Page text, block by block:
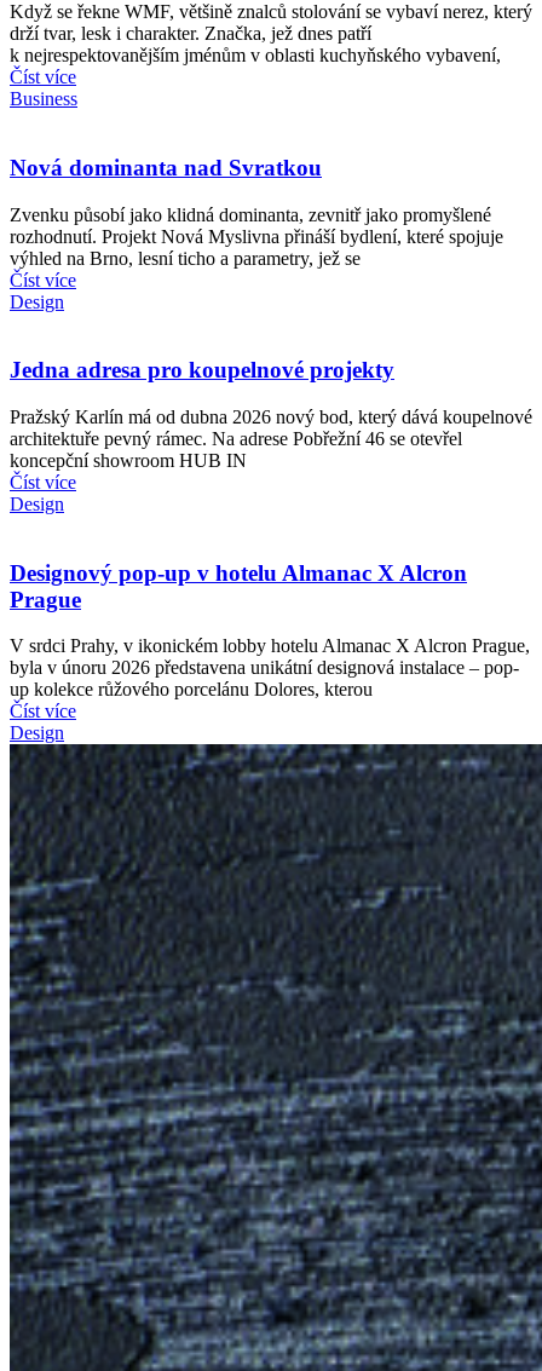
Když se řekne WMF, většině znalců stolování se vybaví nerez, který
drží tvar, lesk i charakter. Značka, jež dnes patří
k nejrespektovanějším jménům v oblasti kuchyňského vybavení,
Číst více
Business
Nová dominanta nad Svratkou
Zvenku působí jako klidná dominanta, zevnitř jako promyšlené
rozhodnutí. Projekt Nová Myslivna přináší bydlení, které spojuje
výhled na Brno, lesní ticho a parametry, jež se
Číst více
Design
Jedna adresa pro koupelnové projekty
Pražský Karlín má od dubna 2026 nový bod, který dává koupelnové
architektuře pevný rámec. Na adrese Pobřežní 46 se otevřel
koncepční showroom HUB IN
Číst více
Design
Designový pop-up v hotelu Almanac X Alcron
Prague
V srdci Prahy, v ikonickém lobby hotelu Almanac X Alcron Prague,
byla v únoru 2026 představena unikátní designová instalace – pop-
up kolekce růžového porcelánu Dolores, kterou
Číst více
Design